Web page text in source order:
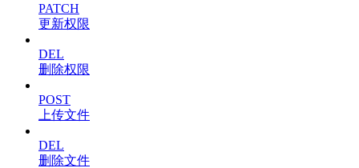
PATCH
更新权限
DEL
删除权限
POST
上传文件
DEL
删除文件